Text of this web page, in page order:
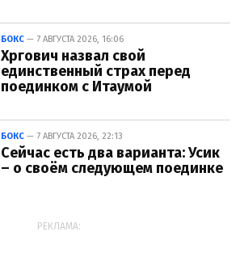
БОКС — 7 АВГУСТА 2026, 16:06
Хргович назвал свой
единственный страх перед
поединком с Итаумой
БОКС — 7 АВГУСТА 2026, 22:13
Сейчас есть два варианта: Усик
– о своём следующем поединке
РЕКЛАМА: